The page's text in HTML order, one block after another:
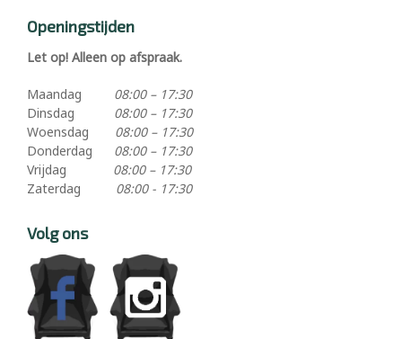
Openingstijden
Let op! Alleen op afspraak.
Maandag
08:00 – 17:30
Dinsdag
08:00 – 17:30
Woensdag
08:00 – 17:30
Donderdag
08:00 – 17:30
Vrijdag
08:00 – 17:30
Zaterdag
08:00 - 17:30
Volg ons